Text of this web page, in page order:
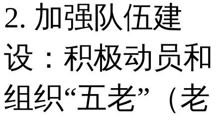
2. 加强队伍建
设：积极动员和
组织“五老”（老